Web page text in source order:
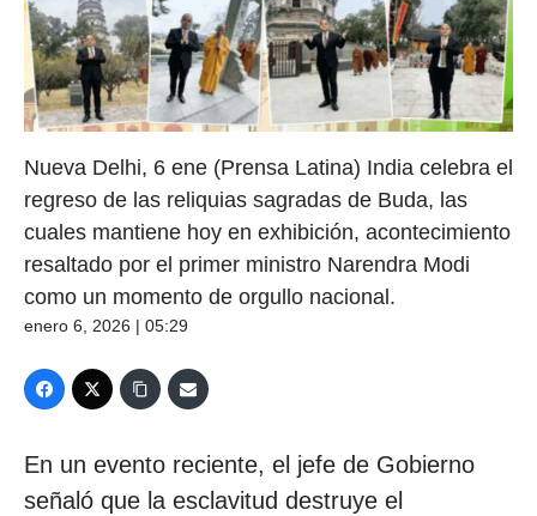
Nueva Delhi, 6 ene (Prensa Latina) India celebra el
regreso de las reliquias sagradas de Buda, las
cuales mantiene hoy en exhibición, acontecimiento
resaltado por el primer ministro Narendra Modi
como un momento de orgullo nacional.
enero 6, 2026 | 05:29
En un evento reciente, el jefe de Gobierno
señaló que la esclavitud destruye el